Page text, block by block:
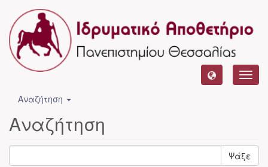
Αναζήτηση
Αναζήτηση
Ψάξε